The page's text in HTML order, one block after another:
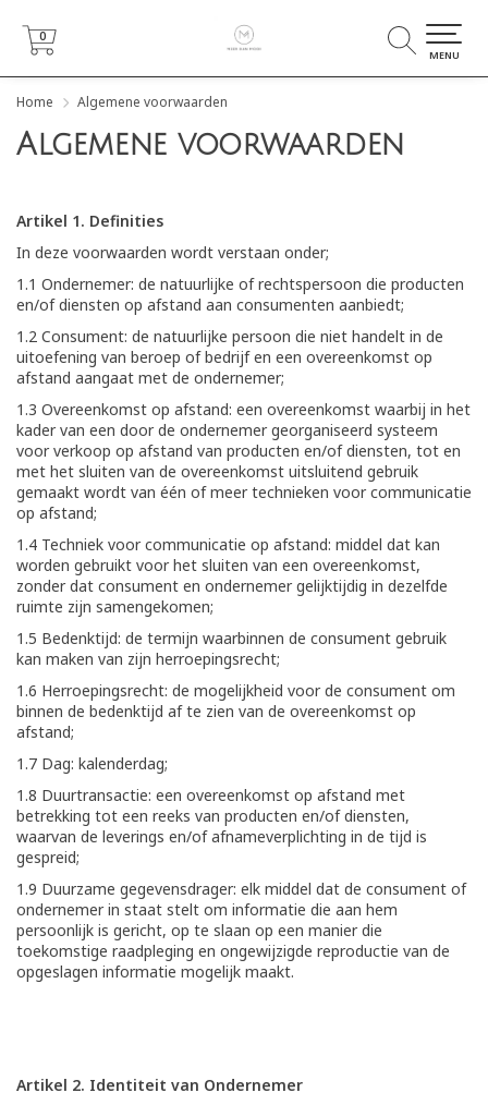
0
0
MENU
Home Algemene voorwaarden
Algemene voorwaarden
Artikel 1. Definities
In deze voorwaarden wordt verstaan onder;
1.1 Ondernemer: de natuurlijke of rechtspersoon die producten
en/of diensten op afstand aan consumenten aanbiedt;
1.2 Consument: de natuurlijke persoon die niet handelt in de
uitoefening van beroep of bedrijf en een overeenkomst op
afstand aangaat met de ondernemer;
1.3 Overeenkomst op afstand: een overeenkomst waarbij in het
kader van een door de ondernemer georganiseerd systeem
voor verkoop op afstand van producten en/of diensten, tot en
met het sluiten van de overeenkomst uitsluitend gebruik
gemaakt wordt van één of meer technieken voor communicatie
op afstand;
1.4 Techniek voor communicatie op afstand: middel dat kan
worden gebruikt voor het sluiten van een overeenkomst,
zonder dat consument en ondernemer gelijktijdig in dezelfde
ruimte zijn samengekomen;
1.5 Bedenktijd: de termijn waarbinnen de consument gebruik
kan maken van zijn herroepingsrecht;
1.6 Herroepingsrecht: de mogelijkheid voor de consument om
binnen de bedenktijd af te zien van de overeenkomst op
afstand;
1.7 Dag: kalenderdag;
1.8 Duurtransactie: een overeenkomst op afstand met
betrekking tot een reeks van producten en/of diensten,
waarvan de leverings en/of afnameverplichting in de tijd is
gespreid;
1.9 Duurzame gegevensdrager: elk middel dat de consument of
ondernemer in staat stelt om informatie die aan hem
persoonlijk is gericht, op te slaan op een manier die
toekomstige raadpleging en ongewijzigde reproductie van de
opgeslagen informatie mogelijk maakt.
Artikel 2. Identiteit van Ondernemer